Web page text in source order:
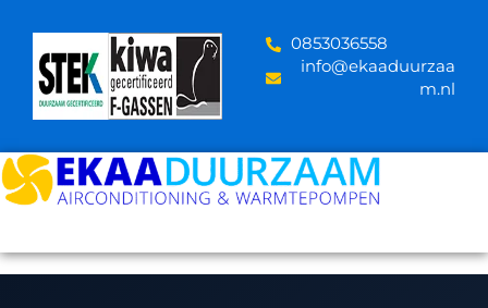
content
‪0853036558
info@ekaaduurzaa
m.nl